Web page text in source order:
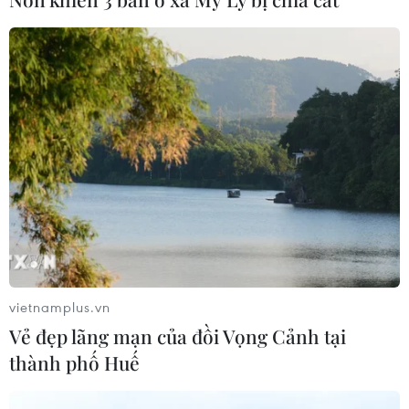
mua thêm 20 tấn vàng trong tháng 7
07/08/2026 15:21
Chuyên gia quốc tế đánh giá tích cực
về tiền đồng của Việt Nam
07/08/2026 12:46
Phép thử sức chống chịu của kinh tế
ASEAN
Thuế polysilicon: Doanh nghiệp Hàn
vietnamplus.vn
Vẻ đẹp lãng mạn của đồi Vọng Cảnh tại
thành phố Huế